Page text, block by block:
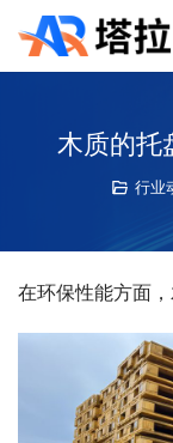
木质的托
行业
在环保性能方面